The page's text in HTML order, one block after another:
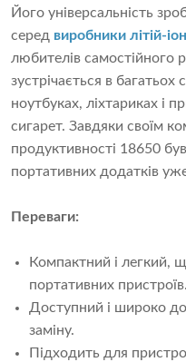
Його універсальність
серед виробники літій-
любителів самостійного
зустрічається в
ноутбуках, ліхтариках і
сигарет. Завдяки своїм
продуктивності 18650
портативних додатків
Переваги:
Компактний і легкий,
портативних пристроїв.
Доступний і широко
заміну.
Підходить для